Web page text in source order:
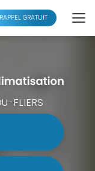
RAPPEL GRATUIT
FLIERS